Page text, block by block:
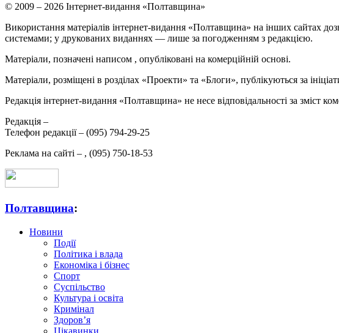
© 2009 – 2026 Інтернет-видання «Полтавщина»
Використання матеріалів інтернет-видання «Полтавщина» на інших сайтах
системами; у друкованих виданнях — лише за погодженням з редакцією.
Матеріали, позначені написом , опубліковані на комерційній основі.
Матеріали, розміщені в розділах «Проекти» та «Блоги», публікуються за
Редакція інтернет-видання «Полтавщина» не несе відповідальності за зміст
Редакція –
Телефон редакції – (095) 794-29-25
Реклама на сайті – , (095) 750-18-53
Полтавщина:
Новини
Події
Політика і влада
Економіка і бізнес
Спорт
Суспільство
Культура і освіта
Кримінал
Здоров’я
Цікавинки